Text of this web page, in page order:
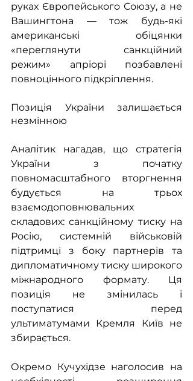
руках Європейського Союзу, а не
Вашингтона — тож будь-які
американські обіцянки
«переглянути санкційний
режим» апріорі позбавлені
повноцінного підкріплення.
Позиція України залишається
незмінною
Аналітик нагадав, що стратегія
України з початку
повномасштабного вторгнення
будується на трьох
взаємодоповнювальних
складових: санкційному тиску на
Росію, системній військовій
підтримці з боку партнерів та
дипломатичному тиску широкого
міжнародного формату. Ця
позиція не змінилась і
поступатися перед
ультиматумами Кремля Київ не
збирається.
Окремо Кучухідзе наголосив на